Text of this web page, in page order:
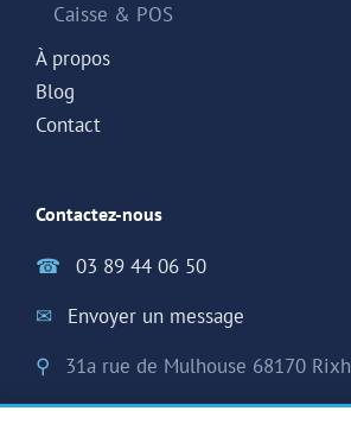
Caisse & POS
À propos
Blog
Contact
Contactez-nous
☎
03 89 44 06 50
✉
Envoyer un message
⚲
31a rue de Mulhouse 68170